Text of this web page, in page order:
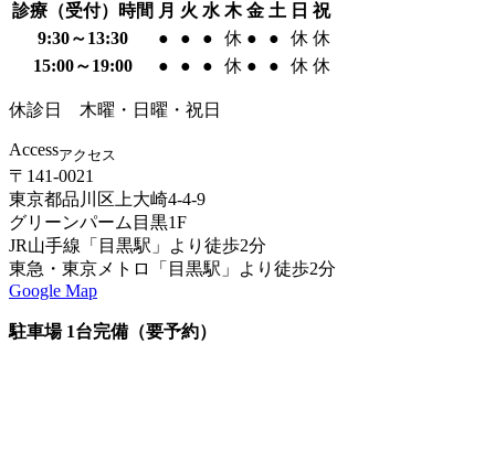
診療（受付）時間 月 火 水 木 金 土 日 祝
9:30～13:30
● ● ● 休 ● ● 休 休
15:00～19:00
● ● ● 休 ● ● 休 休
休診日 木曜・日曜・祝日
Accessアクセス
〒141-0021
東京都品川区上大崎4-4-9
グリーンパーム目黒1F
JR山手線「目黒駅」より徒歩2分
東急・東京メトロ「目黒駅」より徒歩2分
Google Map
駐車場 1台完備（要予約）